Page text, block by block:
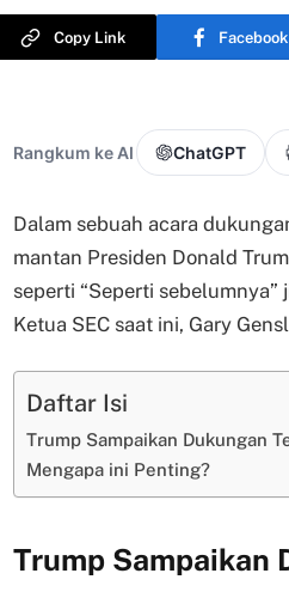
Copy Link Facebook
Rangkum ke AI ChatGPT
Dalam sebuah acara
mantan Presiden Donald
seperti “Seperti
Ketua SEC saat ini, Gary
Daftar Isi
Trump Sampaikan Dukungan
Mengapa ini Penting?
Trump Sampaikan